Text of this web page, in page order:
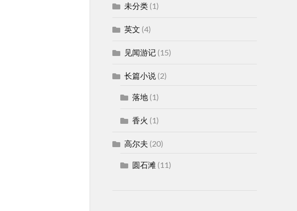
未分类(1)
英文 (4)
见闻游记 (15)
长篇小说(2)
落地(1)
香火 (1)
高尔夫 (20)
圆石滩 (11)